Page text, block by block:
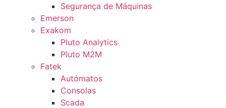
Segurança de Máquinas
Emerson
Exakom
Pluto Analytics
Pluto M2M
Fatek
Autómatos
Consolas
Scada